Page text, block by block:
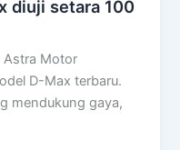
diuji setara 100
Astra Motor
D-Max terbaru.
mendukung gaya,